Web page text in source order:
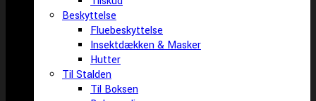
Beskyttelse
Fluebeskyttelse
Insektdækken & Masker
Hutter
Til Stalden
Til Boksen